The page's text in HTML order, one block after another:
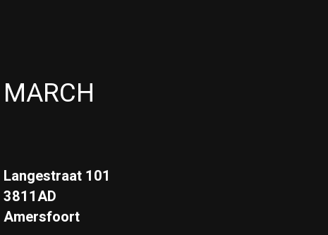
MARCH
Langestraat 101
3811AD
Amersfoort